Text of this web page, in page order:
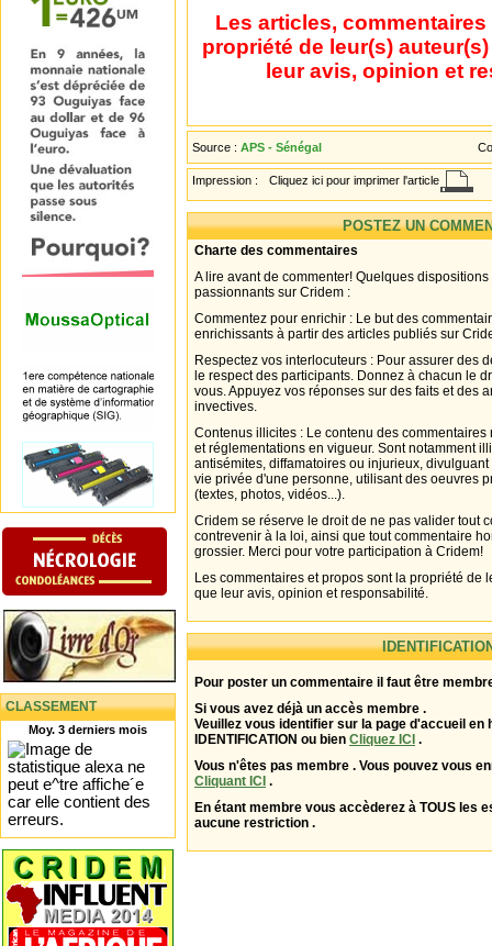
CLASSEMENT
Moy. 3 derniers mois
Les articles,
propriété de leur(s)
leur avis, opinion et
Source : APS - Sénégal
Impression : Cliquez ici pour imprimer l'article
POSTEZ UN
Charte des commentaires
A lire avant de commenter! Quelques
passionnants sur Cridem :
Commentez pour enrichir : Le but des
enrichissants à partir des articles publiés sur
Respectez vos interlocuteurs : Pour assurer des
le respect des participants. Donnez à chacun le
vous. Appuyez vos réponses sur des faits et des
invectives.
Contenus illicites : Le contenu des
et réglementations en vigueur. Sont notamment
antisémites, diffamatoires ou injurieux,
vie privée d'une personne, utilisant des oeuvres
(textes, photos, vidéos...).
Cridem se réserve le droit de ne pas valider tout
contrevenir à la loi, ainsi que tout commentaire
grossier. Merci pour votre participation à Cridem!
Les commentaires et propos sont la propriété de
que leur avis, opinion et responsabilité.
Pour poster un commentaire il faut être
Si vous avez déjà un accès membre .
Veuillez vous identifier sur la page d'accueil en
IDENTIFICATION ou bien Cliquez ICI .
Vous n'êtes pas membre . Vous pouvez vous
Cliquant ICI .
En étant membre vous accèderez à TOUS les
aucune restriction .